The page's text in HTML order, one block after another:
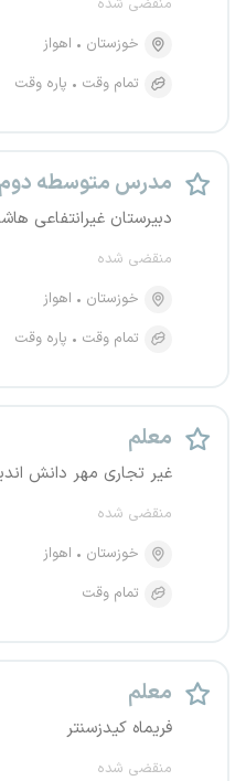
منقضی شده
خوزستان
اهواز
تمام وقت
پاره وقت
مدرس متوسطه دوم
دبیرستان غیرانتفاعی
منقضی شده
خوزستان
اهواز
تمام وقت
پاره وقت
معلم
غیر تجاری مهر دانش
منقضی شده
خوزستان
اهواز
تمام وقت
معلم
فریماه کیدزسنتر
منقضی شده